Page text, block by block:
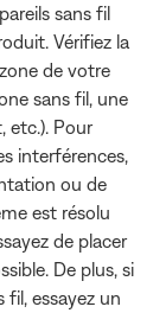
sans fil
Vérifiez la
de votre
sans fil, une
etc.). Pour
interférences,
ou de
est résolu
de placer
De plus, si
fil, essayez un